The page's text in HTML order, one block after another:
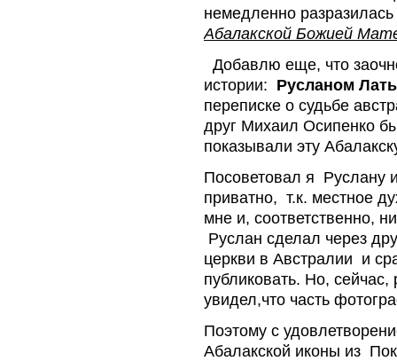
немедленно
Абалакской Божией
Добавлю еще, что
истории: Русланом
переписке о судьбе
друг Михаил Осипенко
показывали эту
Посоветовал я Руслану
приватно, т.к. местное
мне и, соответственно,
Руслан сделал через
церкви в Австралии и
публиковать. Но,
увидел,что часть
Поэтому с
Абалакской иконы из